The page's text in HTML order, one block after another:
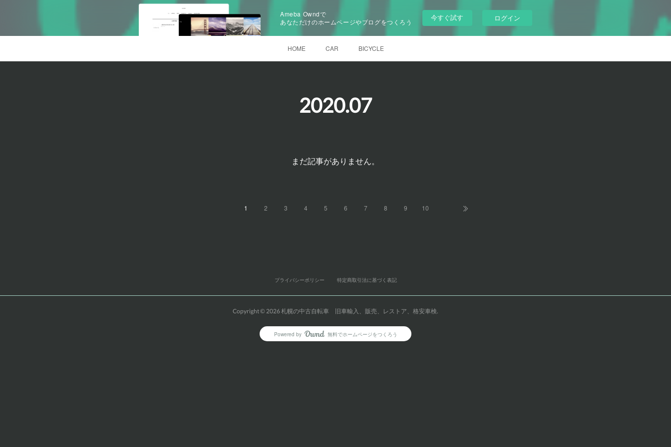
Ameba Owndで
あなただけのホームページやブログをつくろう
今すぐ試す ログイン
HOME CAR BICYCLE
2020.07
まだ記事がありません。
1 2 3 4 5 6 7 8 9 10
プライバシーポリシー 特定商取引法に基づく表記
Copyright © 2026札幌の中古自転車 旧車輸入、販売、レストア、格安車検.
Powered by AmebaOwnd
無料でホームページをつくろう